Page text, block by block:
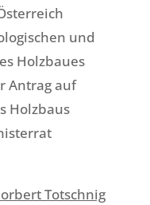
und
Holzbaues
Antrag auf
Holzbaus
Totschnig